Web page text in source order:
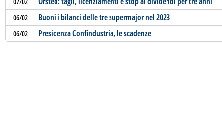
06/02 Buoni i bilanci delle tre supermajor nel 2023
06/02 Presidenza Confindustria, le scadenze